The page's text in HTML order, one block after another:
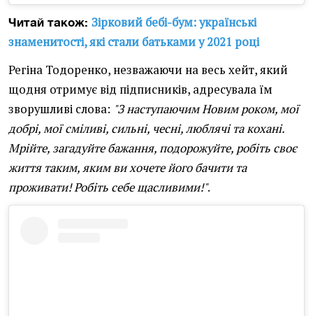
Читай також: Зірковий бебі-бум: українські
знаменитості, які стали батьками у 2021 році
Регіна Тодоренко, незважаючи на весь хейт, який
щодня отримує від підписників, адресувала їм
зворушливі слова: "З наступаючим Новим роком, мої
добрі, мої сміливі, сильні, чесні, люблячі та кохані.
Мрійте, загадуйте бажання, подорожуйте, робіть своє
життя таким, яким ви хочете його бачити та
проживати! Робіть себе щасливими!".